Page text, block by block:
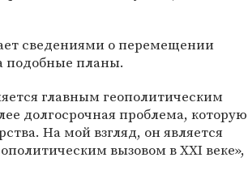
сведениями о перемещении
подобные планы.
главным геополитическим
долгосрочная проблема, которую
На мой взгляд, он является
вызовом в XXI веке»,